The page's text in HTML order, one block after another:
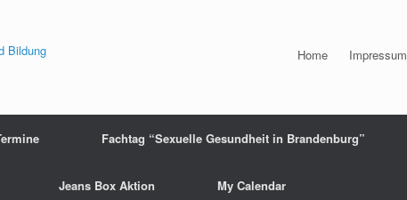
Home Impressum
Fachtag “Sexuelle Gesundheit in Brandenburg”
Jeans Box Aktion My Calendar